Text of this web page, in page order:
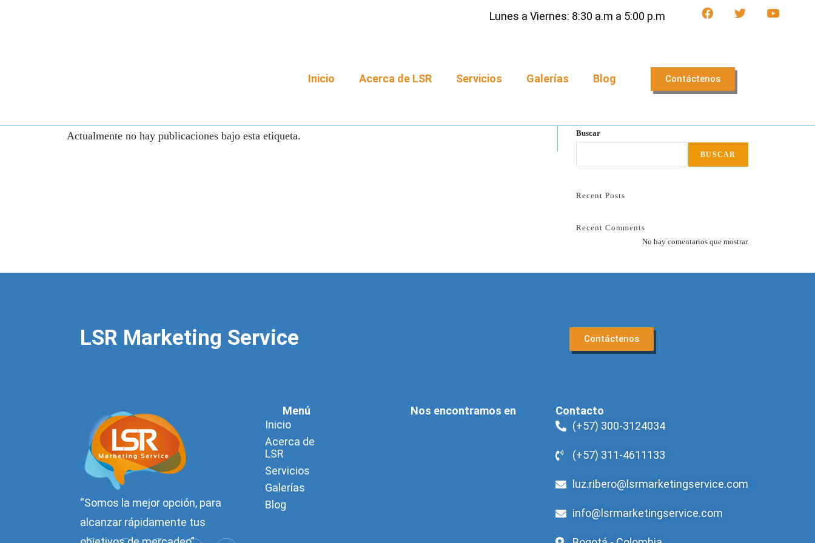
Lunes a Viernes: 8:30 a.m a 5:00 p.m
Inicio Acerca de LSR Servicios Galerías Blog Contáctenos
Actualmente no hay publicaciones bajo esta etiqueta. Buscar
BUSCAR
Recent Posts
Recent Comments
No hay comentarios que mostrar.
LSR Marketing Service Contáctenos
“Somos la mejor opción, para
alcanzar rápidamente tus
Menú
Inicio
Acerca de
LSR
Servicios
Galerías
Blog
Nos encontramos en
Contacto
(+57) 300-3124034
(+57) 311-4611133
luz.ribero@lsrmarketingservice.com
info@lsrmarketingservice.com